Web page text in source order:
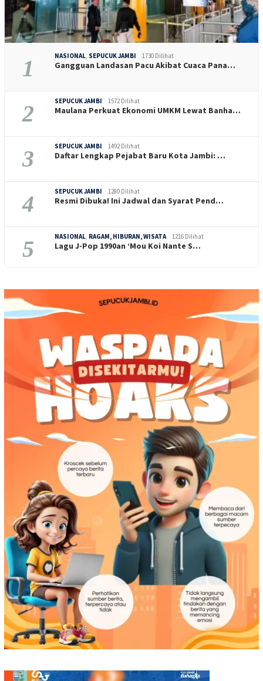
1 NASIONAL, SEPUCUK JAMBI 1730 Dilihat
Gangguan Landasan Pacu Akibat Cuaca Pana…
2 SEPUCUK JAMBI 1572 Dilihat
Maulana Perkuat Ekonomi UMKM Lewat Banha…
3 SEPUCUK JAMBI 1492 Dilihat
Daftar Lengkap Pejabat Baru Kota Jambi: …
4 SEPUCUK JAMBI 1280 Dilihat
Resmi Dibuka! Ini Jadwal dan Syarat Pend…
5 NASIONAL, RAGAM, HIBURAN, WISATA 1216 Dilihat
Lagu J-Pop 1990an ‘Mou Koi Nante S…